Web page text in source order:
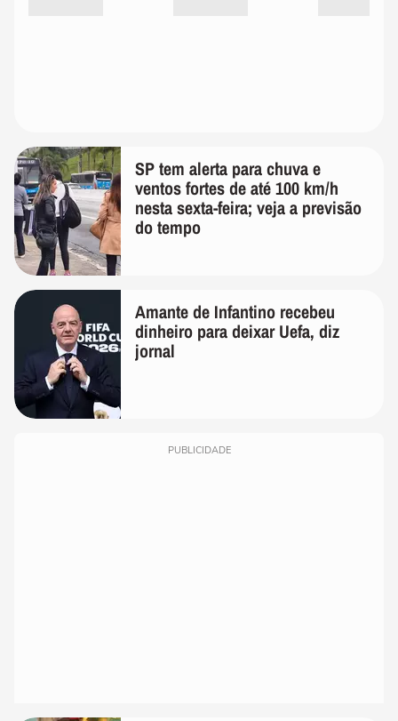
SP tem alerta para chuva e
ventos fortes de até 100 km/h
nesta sexta-feira; veja a previsão
do tempo
Amante de Infantino recebeu
dinheiro para deixar Uefa, diz
jornal
PUBLICIDADE